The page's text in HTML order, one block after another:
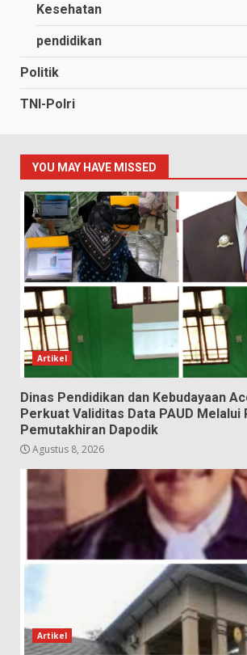
Kesehatan
pendidikan
Politik
TNI-Polri
YOU MAY HAVE MISSED
Artikel
Dinas Pendidikan dan Kebudayaan
Perkuat Validitas Data PAUD Melalui
Pemutakhiran Dapodik
Agustus 8, 2026
Artikel